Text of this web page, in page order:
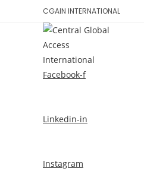
CGAIN INTERNATIONAL
Facebook-f
Linkedin-in
Instagram